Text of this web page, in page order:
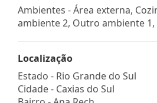
Ambientes - Área externa,
ambiente 2, Outro ambiente 1,
Localização
Estado - Rio Grande do Sul
Cidade - Caxias do Sul